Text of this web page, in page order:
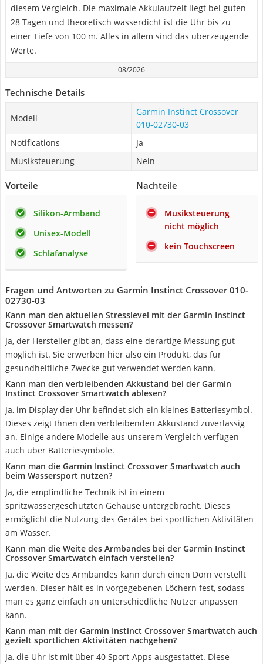
diesem Vergleich. Die maximale Akkulaufzeit liegt bei guten
28 Tagen und theoretisch wasserdicht ist die Uhr bis zu
einer Tiefe von 100 m. Alles in allem sind das überzeugende
Werte.
08/2026
Technische Details
Modell
Garmin Instinct Crossover
‎010-02730-03
Notifications
Ja
Musiksteuerung
Nein
Vorteile
Silikon-Armband
Unisex-Modell
Schlafanalyse
Nachteile
Musiksteuerung
nicht möglich
kein Touchscreen
Fragen und Antworten zu Garmin Instinct Crossover ‎010-
02730-03
Kann man den aktuellen Stresslevel mit der Garmin Instinct
Crossover Smartwatch messen?
Ja, der Hersteller gibt an, dass eine derartige Messung gut
möglich ist. Sie erwerben hier also ein Produkt, das für
gesundheitliche Zwecke gut verwendet werden kann.
Kann man den verbleibenden Akkustand bei der Garmin
Instinct Crossover Smartwatch ablesen?
Ja, im Display der Uhr befindet sich ein kleines Batteriesymbol.
Dieses zeigt Ihnen den verbleibenden Akkustand zuverlässig
an. Einige andere Modelle aus unserem Vergleich verfügen
auch über Batteriesymbole.
Kann man die Garmin Instinct Crossover Smartwatch auch
beim Wassersport nutzen?
Ja, die empfindliche Technik ist in einem
spritzwassergeschützten Gehäuse untergebracht. Dieses
ermöglicht die Nutzung des Gerätes bei sportlichen Aktivitäten
am Wasser.
Kann man die Weite des Armbandes bei der Garmin Instinct
Crossover Smartwatch einfach verstellen?
Ja, die Weite des Armbandes kann durch einen Dorn verstellt
werden. Dieser hält es in vorgegebenen Löchern fest, sodass
man es ganz einfach an unterschiedliche Nutzer anpassen
kann.
Kann man mit der Garmin Instinct Crossover Smartwatch auch
gezielt sportlichen Aktivitäten nachgehen?
Ja, die Uhr ist mit über 40 Sport-Apps ausgestattet. Diese